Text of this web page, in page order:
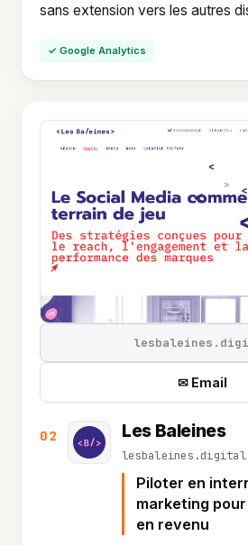
sans extension vers les autres
✓ Google Analytics
02 Les Baleines
lesbaleines.digital
Piloter en
marketing
en revenu
✉ Email